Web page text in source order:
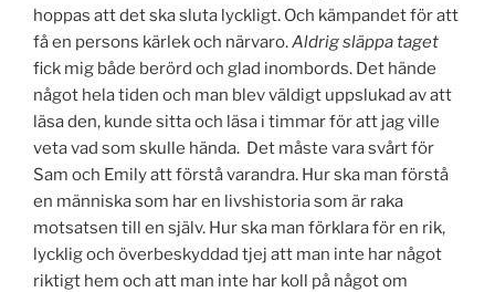
hoppas att det ska sluta lyckligt. Och kämpandet för att
få en persons kärlek och närvaro.Aldrig släppa taget
fick mig både berörd och glad inombords. Det hände
något hela tiden och man blev väldigt uppslukad av att
läsa den, kunde sitta och läsa i timmar för att jag ville
veta vad som skulle hända. Det måste vara svårt för
Sam och Emily att förstå varandra. Hur ska man förstå
en människa som har en livshistoria som är raka
motsatsen till en själv. Hur ska man förklara för en rik,
lycklig och överbeskyddad tjej att man inte har något
riktigt hem och att man inte har koll på något om